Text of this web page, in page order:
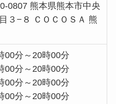
0807 熊本県熊本市中央
３−８ ＣＯＣＯＳＡ 熊
00分～20時00分
00分～20時00分
00分～20時00分
00分～20時00分